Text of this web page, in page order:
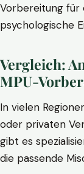
Vorbereitung für
psychologische
Vergleich:
MPU-
In vielen
oder privaten
gibt es
die passende